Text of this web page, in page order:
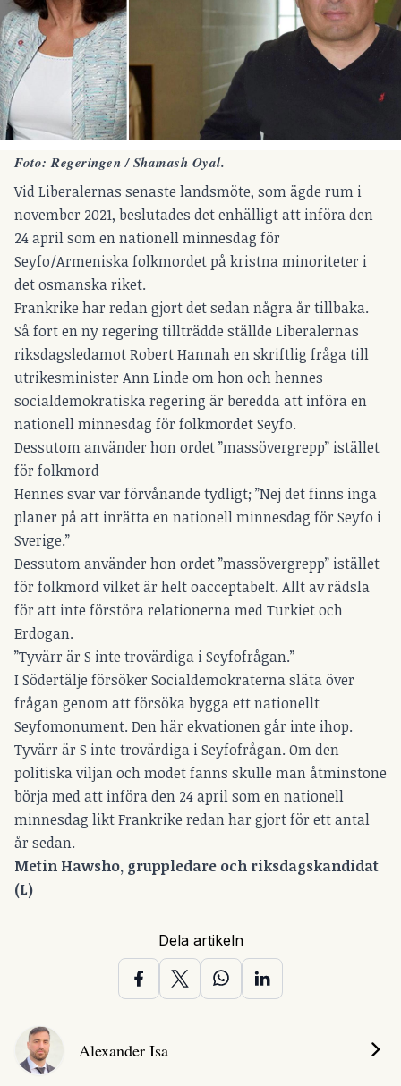
Foto: Regeringen / Shamash Oyal.
Vid Liberalernas senaste landsmöte, som ägde rum i
november 2021, beslutades det enhälligt att införa den
24 april som en nationell minnesdag för
Seyfo/Armeniska folkmordet på kristna minoriteter i
det osmanska riket.
Frankrike har redan gjort det sedan några år tillbaka.
Så fort en ny regering tillträdde ställde Liberalernas
riksdagsledamot Robert Hannah en skriftlig fråga till
utrikesminister Ann Linde om hon och hennes
socialdemokratiska regering är beredda att införa en
nationell minnesdag för folkmordet Seyfo.
Dessutom använder hon ordet ”massövergrepp” istället
för folkmord
Hennes svar var förvånande tydligt; ”Nej det finns inga
planer på att inrätta en nationell minnesdag för Seyfo i
Sverige.”
Dessutom använder hon ordet ”massövergrepp” istället
för folkmord vilket är helt oacceptabelt. Allt av rädsla
för att inte förstöra relationerna med Turkiet och
Erdogan.
”Tyvärr är S inte trovärdiga i Seyfofrågan.”
I Södertälje försöker Socialdemokraterna släta över
frågan genom att försöka bygga ett nationellt
Seyfomonument. Den här ekvationen går inte ihop.
Tyvärr är S inte trovärdiga i Seyfofrågan. Om den
politiska viljan och modet fanns skulle man åtminstone
börja med att införa den 24 april som en nationell
minnesdag likt Frankrike redan har gjort för ett antal
år sedan.
Metin Hawsho, gruppledare och riksdagskandidat
(L)
Dela artikeln
Alexander Isa